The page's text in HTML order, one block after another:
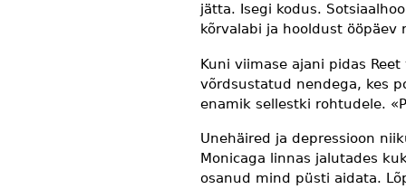
jätta. Isegi kodus.
kõrvalabi ja hooldust ööpäev
Kuni viimase ajani pidas
võrdsustatud nendega, kes
enamik sellestki rohtudele.
Unehäired ja depressioon
Monicaga linnas jalutades
osanud mind püsti aidata.